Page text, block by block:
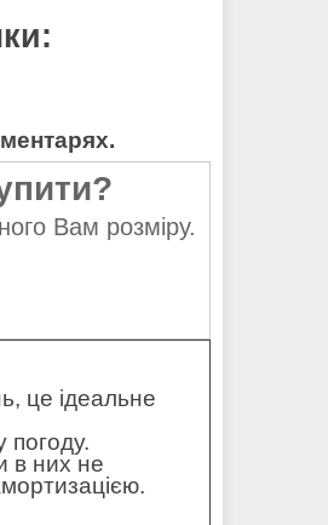
Вам розміру.
це ідеальне
погоду.
в них не